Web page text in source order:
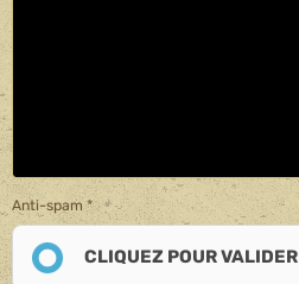
Anti-spam
CLIQUEZ POUR VALIDER